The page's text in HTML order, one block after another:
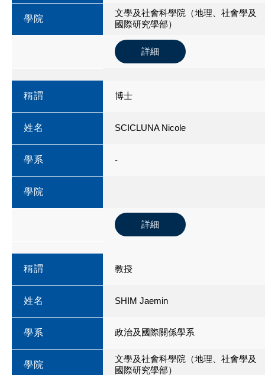
學院
文學及社會科學院（地理、社會學及
國際研究學部）
詳細
稱謂 博士
姓名 SCICLUNA Nicole
學系 -
學院
詳細
稱謂 教授
姓名 SHIM Jaemin
學系 政治及國際關係學系
學院
文學及社會科學院（地理、社會學及
國際研究學部）